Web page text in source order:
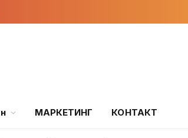
МАРКЕТИНГ КОНТАКТ